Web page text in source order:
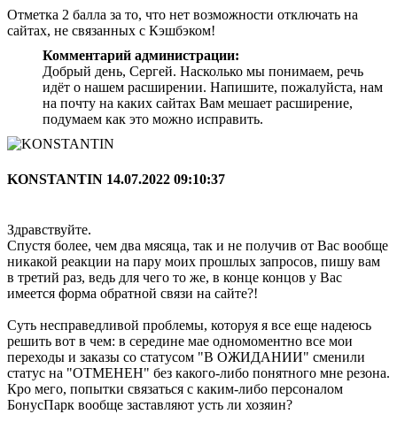
Отметка 2 балла за то, что нет возможности отключать на
сайтах, не связанных с Кэшбэком!
Комментарий администрации:
Добрый день, Сергей. Насколько мы понимаем, речь
идёт о нашем расширении. Напишите, пожалуйста, нам
на почту на каких сайтах Вам мешает расширение,
подумаем как это можно исправить.
KONSTANTIN 14.07.2022 09:10:37
Здравствуйте.
Спустя более, чем два мясяца, так и не получив от Вас вообще
никакой реакции на пару моих прошлых запросов, пишу вам
в третий раз, ведь для чего то же, в конце концов у Вас
имеется форма обратной связи на сайте?!
Суть несправедливой проблемы, которуя я все еще надеюсь
решить вот в чем: в середине мае одномоментно все мои
переходы и заказы со статусом "В ОЖИДАНИИ" сменили
статус на "ОТМЕНЕН" без какого-либо понятного мне резона.
Кро мего, попытки связаться с каким-либо персоналом
БонусПарк вообще заставляют усть ли хозяин?